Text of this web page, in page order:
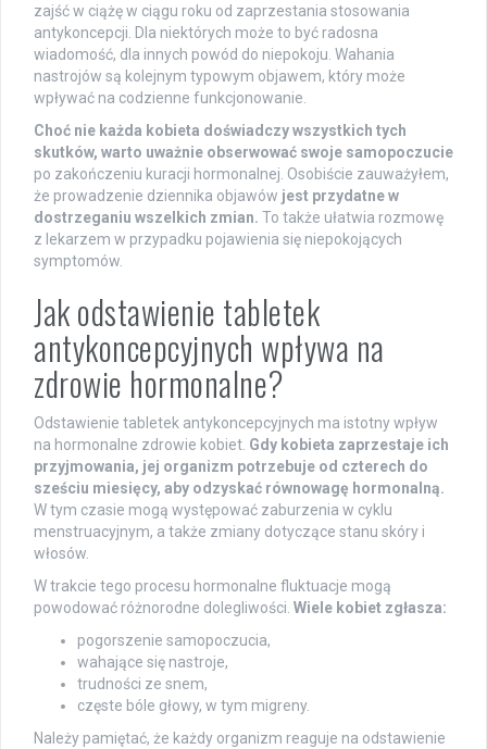
zajść w ciążę w ciągu roku od zaprzestania stosowania
antykoncepcji. Dla niektórych może to być radosna
wiadomość, dla innych powód do niepokoju. Wahania
nastrojów są kolejnym typowym objawem, który może
wpływać na codzienne funkcjonowanie.
Choć nie każda kobieta doświadczy wszystkich tych
skutków, warto uważnie obserwować swoje samopoczucie
po zakończeniu kuracji hormonalnej. Osobiście zauważyłem,
że prowadzenie dziennika objawów jest przydatne w
dostrzeganiu wszelkich zmian. To także ułatwia rozmowę
z lekarzem w przypadku pojawienia się niepokojących
symptomów.
Jak odstawienie tabletek
antykoncepcyjnych wpływa na
zdrowie hormonalne?
Odstawienie tabletek antykoncepcyjnych ma istotny wpływ
na hormonalne zdrowie kobiet. Gdy kobieta zaprzestaje ich
przyjmowania, jej organizm potrzebuje od czterech do
sześciu miesięcy, aby odzyskać równowagę hormonalną.
W tym czasie mogą występować zaburzenia w cyklu
menstruacyjnym, a także zmiany dotyczące stanu skóry i
włosów.
W trakcie tego procesu hormonalne fluktuacje mogą
powodować różnorodne dolegliwości. Wiele kobiet zgłasza:
pogorszenie samopoczucia,
wahające się nastroje,
trudności ze snem,
częste bóle głowy, w tym migreny.
Należy pamiętać, że każdy organizm reaguje na odstawienie